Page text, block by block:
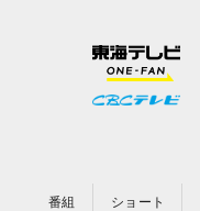
番組 ショート